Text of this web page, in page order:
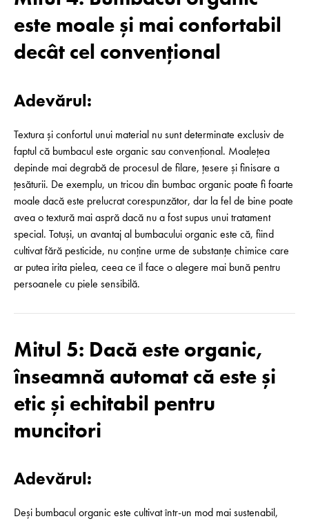
este moale și mai confortabil
decât cel convențional
Adevărul:
Textura și confortul unui material nu sunt determinate exclusiv de
faptul că bumbacul este organic sau convențional. Moalețea
depinde mai degrabă de procesul de filare, țesere și finisare a
țesăturii. De exemplu, un tricou din bumbac organic poate fi foarte
moale dacă este prelucrat corespunzător, dar la fel de bine poate
avea o textură mai aspră dacă nu a fost supus unui tratament
special. Totuși, un avantaj al bumbacului organic este că, fiind
cultivat fără pesticide, nu conține urme de substanțe chimice care
ar putea irita pielea, ceea ce îl face o alegere mai bună pentru
persoanele cu piele sensibilă.
Mitul 5: Dacă este organic,
înseamnă automat că este și
etic și echitabil pentru
muncitori
Adevărul:
Deși bumbacul organic este cultivat într-un mod mai sustenabil,